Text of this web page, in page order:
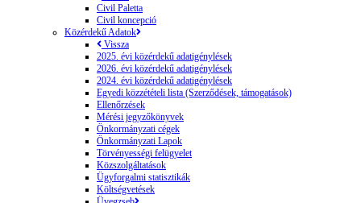
Civil Paletta
Civil koncepció
Közérdekű Adatok
Vissza
2025. évi közérdekű adatigénylések
2026. évi közérdekű adatigénylések
2024. évi közérdekű adatigénylések
Egyedi közzétételi lista (Szerződések, támogatások)
Ellenőrzések
Mérési jegyzőkönyvek
Önkormányzati cégek
Önkormányzati Lapok
Törvényességi felügyelet
Közszolgáltatások
Ügyforgalmi statisztikák
Költségvetések